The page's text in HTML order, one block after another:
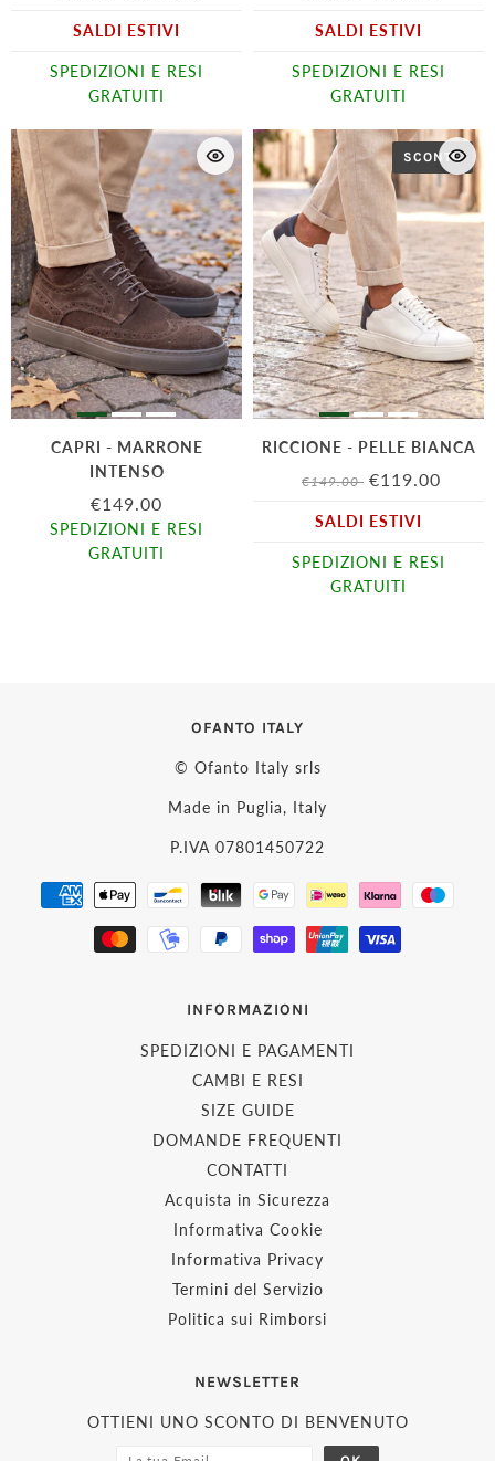
SALDI ESTIVI
SPEDIZIONI E RESI
GRATUITI
SALDI ESTIVI
SPEDIZIONI E RESI
GRATUITI
CAPRI - MARRONE
INTENSO
€149.00
SPEDIZIONI E RESI
GRATUITI
SCONTO
RICCIONE - PELLE BIANCA
€149.00 €119.00
SALDI ESTIVI
SPEDIZIONI E RESI
GRATUITI
OFANTO ITALY
© Ofanto Italy srls
Made in Puglia, Italy
P.IVA 07801450722
INFORMAZIONI
SPEDIZIONI E PAGAMENTI
CAMBI E RESI
SIZE GUIDE
DOMANDE FREQUENTI
CONTATTI
Acquista in Sicurezza
Informativa Cookie
Informativa Privacy
Termini del Servizio
Politica sui Rimborsi
NEWSLETTER
OTTIENI UNO SCONTO DI BENVENUTO